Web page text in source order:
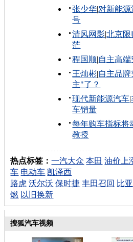
张少华|对新能
号
清风网影|北京限
茫
程国顺|自主高端
王灿彬|自主品
主"了？
现代新能源汽车|
车销量
每年购车指标将
教授
热点标签：一汽大众 本田 油价上
车 电动车 凯泽西
路虎 沃尔沃 保时捷 丰田召回 比
燃 以旧换新
搜狐汽车视频